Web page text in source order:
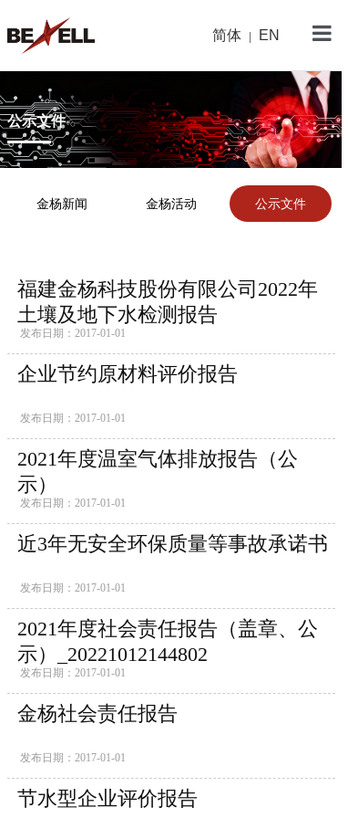
简体 | EN
金杨
关于
产品
新闻
公示文件
金杨新闻 金杨活动 公示文件
福建金杨科技股份有限公司2022年
土壤及地下水检测报告
发布日期：2017-01-01
企业节约原材料评价报告
发布日期：2017-01-01
2021年度温室气体排放报告（公
示）
发布日期：2017-01-01
近3年无安全环保质量等事故承诺书
发布日期：2017-01-01
2021年度社会责任报告（盖章、公
示）_20221012144802
发布日期：2017-01-01
金杨社会责任报告
发布日期：2017-01-01
节水型企业评价报告